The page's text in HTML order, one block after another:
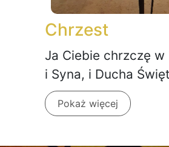
Chrzest
Ja Ciebie chrzczę w
i Syna, i Ducha
Pokaż więcej